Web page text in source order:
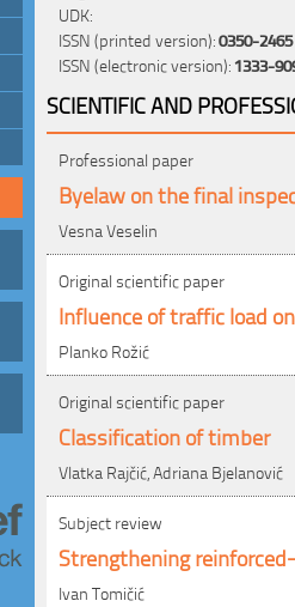
UDK:
ISSN (printed version):0350-2465
ISSN (electronic version):1333-
SCIENTIFIC AND
Professional paper
Byelaw on the final
Vesna Veselin
Original scientific paper
Influence of traffic load
Planko Rožić
Original scientific paper
Classification of timber
Vlatka Rajčić, Adriana Bjelanović
Subject review
Strengthening
Ivan Tomičić